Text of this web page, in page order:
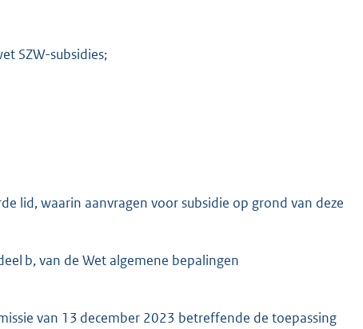
M
SZW-subsidies;
lid, waarin aanvragen voor subsidie op grond van deze
b, van de Wet algemene bepalingen
van 13 december 2023 betreffende de toepassing